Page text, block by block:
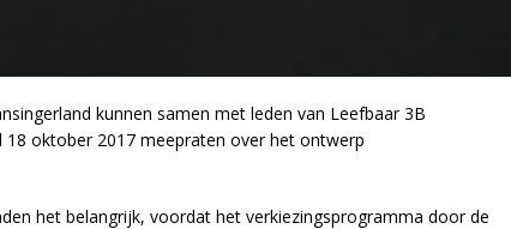
kunnen samen met leden van Leefbaar 3B
18 oktober 2017 meepraten over het ontwerp
het belangrijk, voordat het verkiezingsprogramma door de